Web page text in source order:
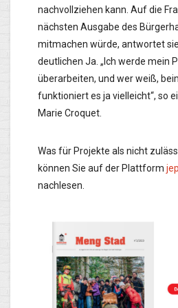
nachvollziehen kann. Auf die
nächsten Ausgabe des
mitmachen würde, antwortet
deutlichen Ja. „Ich werde mein
überarbeiten, und wer weiß,
funktioniert es ja vielleicht“, so
Marie Croquet.
Was für Projekte als nicht
können Sie auf der Plattform
nachlesen.